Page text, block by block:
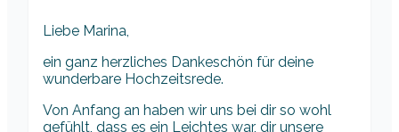
Liebe Marina,
ein ganz herzliches Dankeschön für deine
wunderbare Hochzeitsrede.
Von Anfang an haben wir uns bei dir so wohl
gefühlt, dass es ein Leichtes war, dir unsere